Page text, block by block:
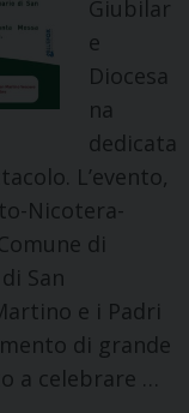
Giubilar
e
Diocesa
na
dedicata
L’evento,
Nicotera-
di
San
e i Padri
di grande
a celebrare …